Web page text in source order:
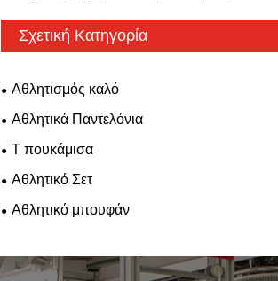
Σχετική Κατηγορία
Αθλητισμός καλό
Αθλητικά Παντελόνια
T πουκάμισα
Αθλητικό Σετ
Αθλητικό μπουφάν